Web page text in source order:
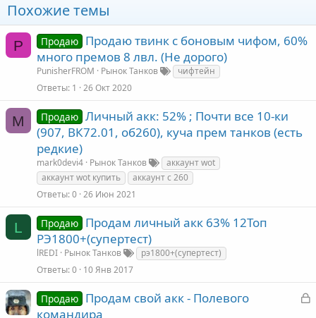
Похожие темы
P Продаю Продаю твинк с боновым чифом, 60%
много премов 8 лвл. (Не дорого)
PunisherFROM Рынок Танков
чифтейн
Ответы 1 26 Окт 2020
M Продаю Личный акк: 52% ; Почти все 10-ки
(907, ВК72.01, об260), куча прем танков (есть
редкие)
mark0devi4 Рынок Танков
аккаунт wot
аккаунт wot купить
аккаунт с 260
Ответы 0 26 Июн 2021
L Продаю Продам личный акк 63% 12Топ
РЭ1800+(супертест)
lREDI Рынок Танков
рэ1800+(супертест)
Ответы 0 10 Янв 2017
З
Продаю Продам свой акк - Полевого
командира